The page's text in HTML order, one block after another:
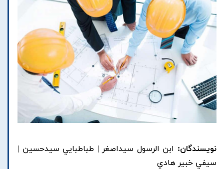
نویسندگان: ابن الرسول سيداصغر | طباطبايي سيدحسين |
سيفي خبير هادي